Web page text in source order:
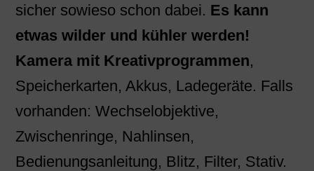
sicher sowieso schon dabei. Es kann
etwas wilder und kühler werden!
Kamera mit Kreativprogrammen,
Speicherkarten, Akkus, Ladegeräte. Falls
vorhanden: Wechselobjektive,
Zwischenringe, Nahlinsen,
Bedienungsanleitung, Blitz, Filter, Stativ.